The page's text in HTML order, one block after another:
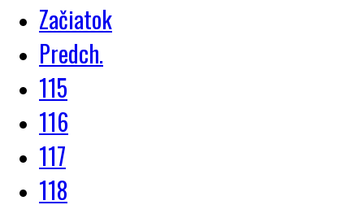
Začiatok
Predch.
115
116
117
118